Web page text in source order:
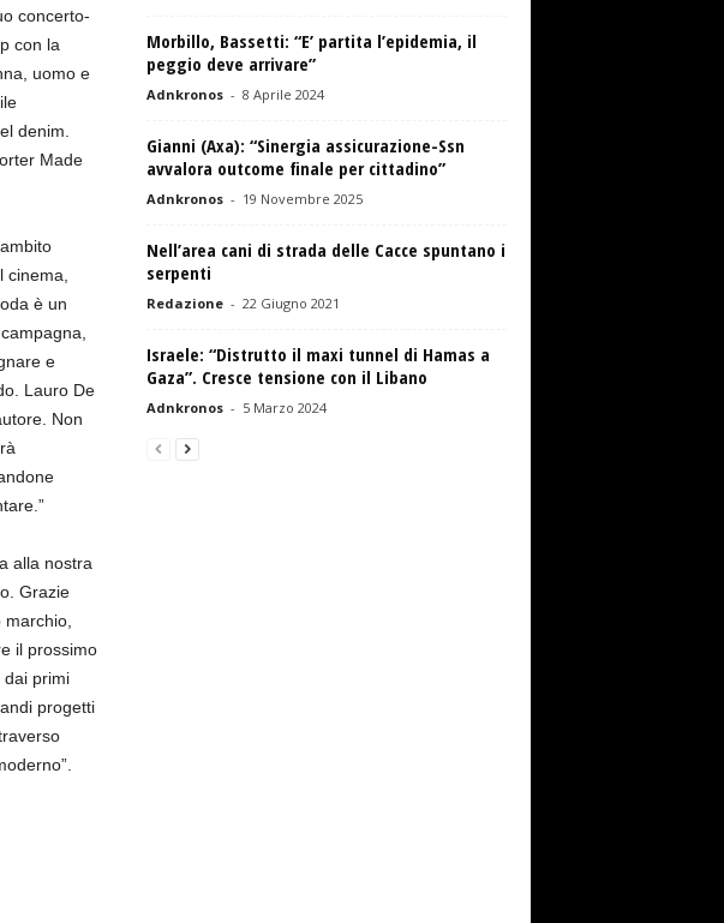
concerto-
con la
uomo e
denim.
Made
è un
e
Lauro De
Non
alla nostra
Grazie
il prossimo
primi
progetti
Morbillo, Bassetti: “E’ partita l’epidemia, il
peggio deve arrivare”
Adnkronos - 8 Aprile 2024
Gianni (Axa): “Sinergia assicurazione-Ssn
avvalora outcome finale per cittadino”
Adnkronos - 19 Novembre 2025
Nell’area cani di strada delle Cacce spuntano i
serpenti
Redazione - 22 Giugno 2021
Israele: “Distrutto il maxi tunnel di Hamas a
Gaza”. Cresce tensione con il Libano
Adnkronos - 5 Marzo 2024